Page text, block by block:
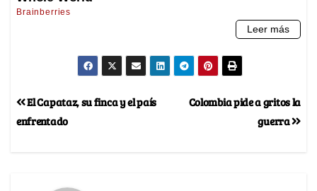
Colombia pide a gritos la
guerra
El Capataz, su finca y el país
enfrentado